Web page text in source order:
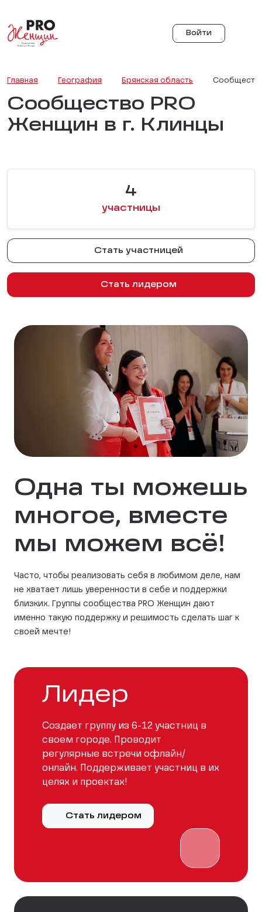
Войти
Главная География Брянская область
Сообщество PRO
Женщин в г. Клинцы
4
участницы
Стать участницей
Стать лидером
Одна ты можешь
многое, вместе
мы можем всё!
Часто, чтобы реализовать себя в любимом деле, нам
не хватает лишь уверенности в себе и поддержки
близких. Группы сообщества PRO Женщин дают
именно такую поддержку и решимость сделать шаг к
своей мечте!
Лидер
Создает группу из 6-12 участниц в
своем городе. Проводит
регулярные встречи офлайн/
онлайн. Поддерживает участниц в их
целях и проектах!
Стать лидером